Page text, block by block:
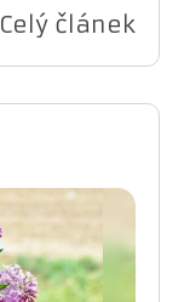
Celý článek